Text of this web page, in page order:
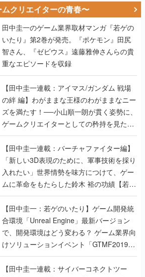
クリエイターの青春〜
田中圭一のゲーム業界取材マンガ『若ゲの
いたり』第2巻が発売。『ポケモン』田尻
智さん、『ゼビウス』遠藤雅伸さんらの貴
重なエピソードを収録
【田中圭一連載：アイマス/ガンダム 戦場
の絆 編】わがままな王様のわがままなニー
ズを満たす！──小山順一朗が貫く姿勢に、
ゲームクリエイターとしての矜持を見た
【若ゲのいたり最終回】
【田中圭一連載：バーチャファイター編】
「新しい3D表現のために、軍事技術を採り
入れたい」世界情勢を味方につけて、ゲー
ムに革命をもたらした鈴木 裕の功績【若ゲ
のいたり】
【田中圭一：若ゲのいたり】ゲーム開発統
合環境「Unreal Engine」最新バージョン
で、開発環境はどう変わる？ ゲーム業界向
けソリューションイベント「GTMF2019」
に行って、より理解を深めよう【PR】
【田中圭一連載：サイバーコネクトツー